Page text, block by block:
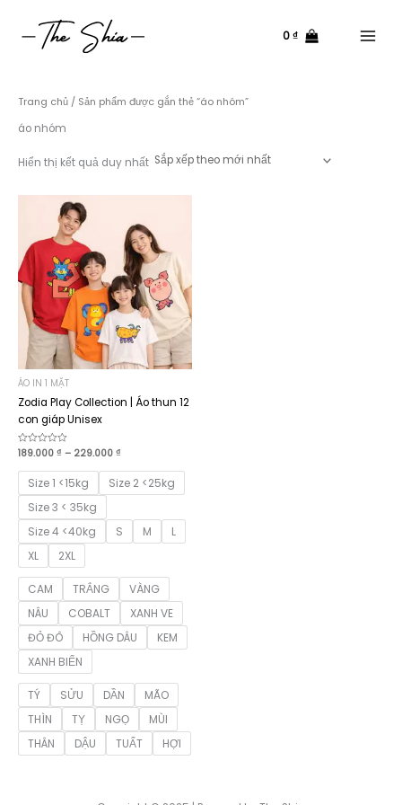
0₫
Main
Trang chủ / Sản phẩm được gắn thẻ “áo nhóm”
áo nhóm
Hiển thị kết quả duy nhất
ÁO IN 1 MẶT
Zodia Play Collection | Áo thun 12
con giáp Unisex
Được
hạng
sao
189.000 ₫ – 229.000 ₫
từ
189.000 ₫
đến
Size 1 <15kg
Size 2 <25kg
Size 3 < 35kg
Size 4 <40kg
S M
L
XL
2XL
CAM TRẮNG
VÀNG
NÂU
COBALT
XANH VE
ĐỎ ĐÔ
HỒNG DÂU
KEM
XANH BIỂN
TÝ SỬU DẦN
MÃO
THÌN
TỴ NGỌ
MÙI
THÂN
DẬU TUẤT HỢI